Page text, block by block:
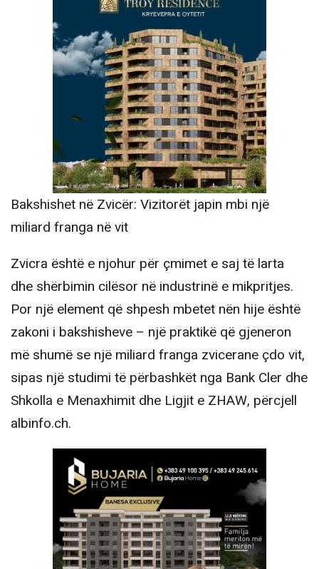
Bakshishet në Zvicër: Vizitorët japin mbi një
miliard franga në vit
Zvicra është e njohur për çmimet e saj të larta
dhe shërbimin cilësor në industrinë e mikpritjes.
Por një element që shpesh mbetet nën hije është
zakoni i bakshisheve – një praktikë që gjeneron
më shumë se një miliard franga zvicerane çdo vit,
sipas një studimi të përbashkët nga Bank Cler dhe
Shkolla e Menaxhimit dhe Ligjit e ZHAW, përcjell
albinfo.ch.